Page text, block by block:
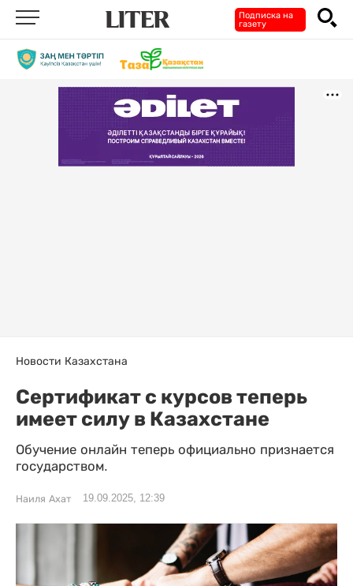
Подписка на
газету
Новости Казахстана
Сертификат с курсов теперь
имеет силу в Казахстане
Обучение онлайн теперь официально признается
государством.
Наиля Ахат 19.09.2025, 12:39